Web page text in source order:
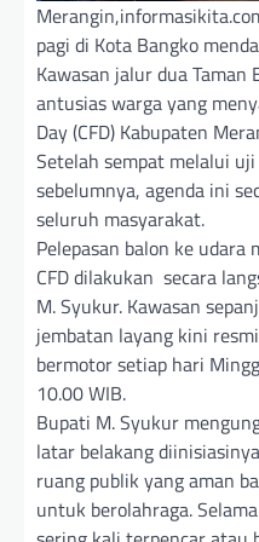
pagi di Kota Bangko
Kawasan jalur dua Taman
antusias warga yang
Day (CFD) Kabupaten
Setelah sempat melalui uji
sebelumnya, agenda ini
seluruh masyarakat.
Pelepasan balon ke
CFD dilakukan secara
M. Syukur. Kawasan
jembatan layang kini
bermotor setiap hari
10.00 WIB.
Bupati M. Syukur
latar belakang
ruang publik yang aman
untuk berolahraga.